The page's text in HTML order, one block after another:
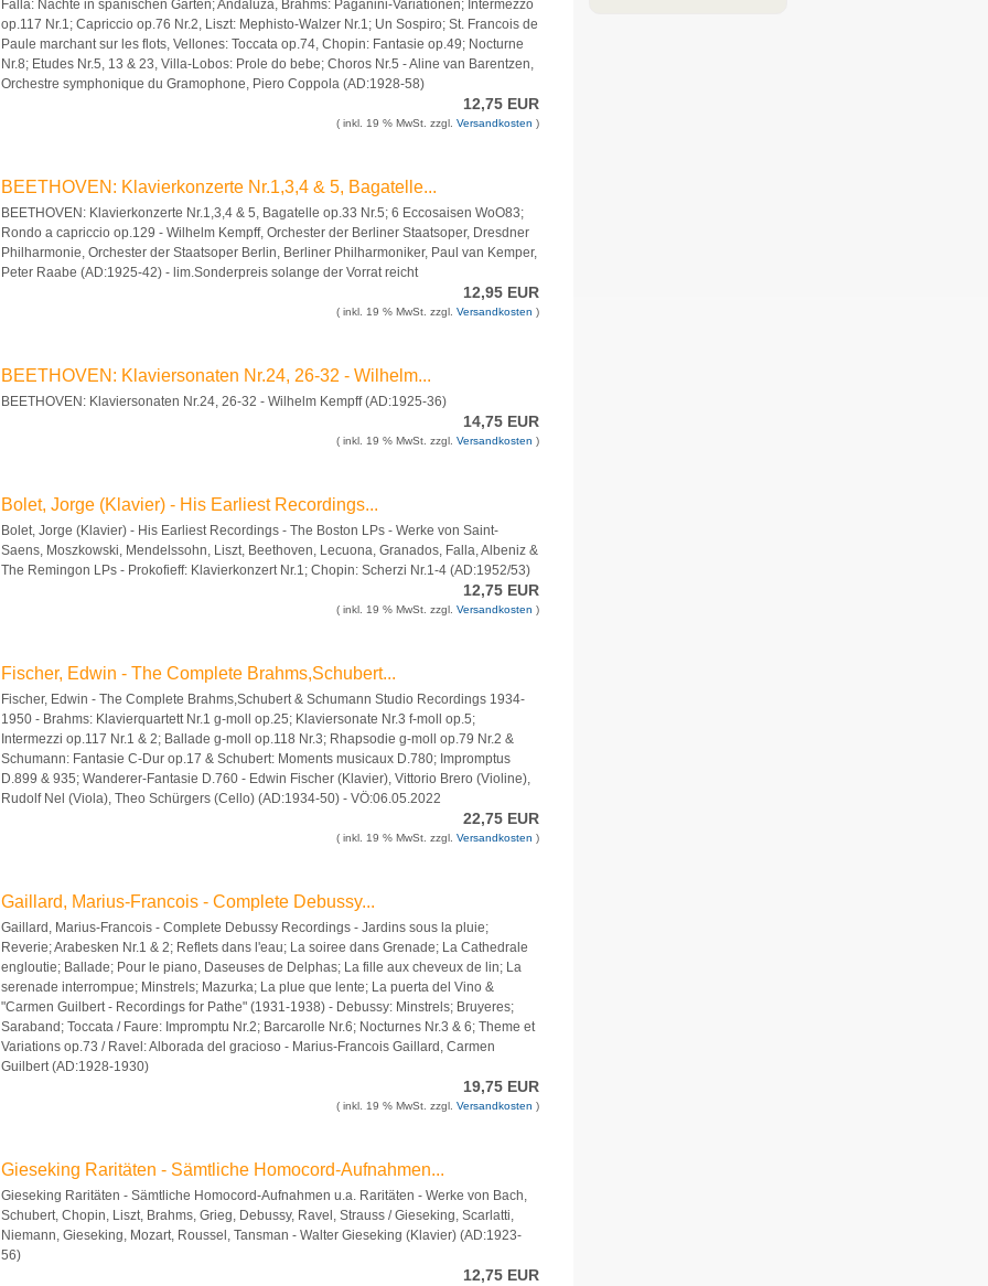
Falla: Nächte in spanischen Gärten; Andaluza, Brahms: Paganini-Variationen; Intermezzo
op.117 Nr.1; Capriccio op.76 Nr.2, Liszt: Mephisto-Walzer Nr.1; Un Sospiro; St. Francois de
Paule marchant sur les flots, Vellones: Toccata op.74, Chopin: Fantasie op.49; Nocturne
Nr.8; Etudes Nr.5, 13 & 23, Villa-Lobos: Prole do bebe; Choros Nr.5 - Aline van Barentzen,
Orchestre symphonique du Gramophone, Piero Coppola (AD:1928-58)
12,75 EUR
( inkl. 19 % MwSt. zzgl.Versandkosten )
BEETHOVEN: Klavierkonzerte Nr.1,3,4 & 5, Bagatelle...
BEETHOVEN: Klavierkonzerte Nr.1,3,4 & 5, Bagatelle op.33 Nr.5; 6 Eccosaisen WoO83;
Rondo a capriccio op.129 - Wilhelm Kempff, Orchester der Berliner Staatsoper, Dresdner
Philharmonie, Orchester der Staatsoper Berlin, Berliner Philharmoniker, Paul van Kemper,
Peter Raabe (AD:1925-42) - lim.Sonderpreis solange der Vorrat reicht
12,95 EUR
( inkl. 19 % MwSt. zzgl.Versandkosten )
BEETHOVEN: Klaviersonaten Nr.24, 26-32 - Wilhelm...
BEETHOVEN: Klaviersonaten Nr.24, 26-32 - Wilhelm Kempff (AD:1925-36)
14,75 EUR
( inkl. 19 % MwSt. zzgl.Versandkosten )
Bolet, Jorge (Klavier) - His Earliest Recordings...
Bolet, Jorge (Klavier) - His Earliest Recordings - The Boston LPs - Werke von Saint-
Saens, Moszkowski, Mendelssohn, Liszt, Beethoven, Lecuona, Granados, Falla, Albeniz &
The Remingon LPs - Prokofieff: Klavierkonzert Nr.1; Chopin: Scherzi Nr.1-4 (AD:1952/53)
12,75 EUR
( inkl. 19 % MwSt. zzgl.Versandkosten )
Fischer, Edwin - The Complete Brahms,Schubert...
Fischer, Edwin - The Complete Brahms,Schubert & Schumann Studio Recordings 1934-
1950 - Brahms: Klavierquartett Nr.1 g-moll op.25; Klaviersonate Nr.3 f-moll op.5;
Intermezzi op.117 Nr.1 & 2; Ballade g-moll op.118 Nr.3; Rhapsodie g-moll op.79 Nr.2 &
Schumann: Fantasie C-Dur op.17 & Schubert: Moments musicaux D.780; Impromptus
D.899 & 935; Wanderer-Fantasie D.760 - Edwin Fischer (Klavier), Vittorio Brero (Violine),
Rudolf Nel (Viola), Theo Schürgers (Cello) (AD:1934-50) - VÖ:06.05.2022
22,75 EUR
( inkl. 19 % MwSt. zzgl.Versandkosten )
Gaillard, Marius-Francois - Complete Debussy...
Gaillard, Marius-Francois - Complete Debussy Recordings - Jardins sous la pluie;
Reverie; Arabesken Nr.1 & 2; Reflets dans l'eau; La soiree dans Grenade; La Cathedrale
engloutie; Ballade; Pour le piano, Daseuses de Delphas; La fille aux cheveux de lin; La
serenade interrompue; Minstrels; Mazurka; La plue que lente; La puerta del Vino &
"Carmen Guilbert - Recordings for Pathe" (1931-1938) - Debussy: Minstrels; Bruyeres;
Saraband; Toccata / Faure: Impromptu Nr.2; Barcarolle Nr.6; Nocturnes Nr.3 & 6; Theme et
Variations op.73 / Ravel: Alborada del gracioso - Marius-Francois Gaillard, Carmen
Guilbert (AD:1928-1930)
19,75 EUR
( inkl. 19 % MwSt. zzgl.Versandkosten )
Gieseking Raritäten - Sämtliche Homocord-Aufnahmen...
Gieseking Raritäten - Sämtliche Homocord-Aufnahmen u.a. Raritäten - Werke von Bach,
Schubert, Chopin, Liszt, Brahms, Grieg, Debussy, Ravel, Strauss / Gieseking, Scarlatti,
Niemann, Gieseking, Mozart, Roussel, Tansman - Walter Gieseking (Klavier) (AD:1923-
56)
12,75 EUR